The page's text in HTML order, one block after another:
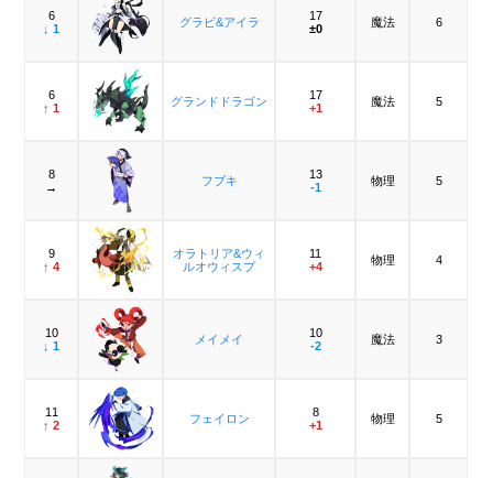
6
↓ 1
グラビ&アイラ
17
±0
魔法 6
6
↑ 1
グランドドラゴン
17
+1
魔法 5
8
→
フブキ
13
-1
物理 5
9
↑ 4
オラトリア&ウィ
ルオウィスプ
11
+4
物理 4
10
↓ 1
メイメイ
10
-2
魔法 3
11
↑ 2
フェイロン
8
+1
物理 5